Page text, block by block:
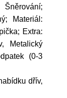
Materiál:
Extra:
Metalický
(0-3
dřív,